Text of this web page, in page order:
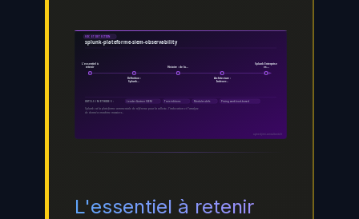
SOC ET DETECTION
splunk-plateforme-siem-observability
retenir
L'essentiel à
Définition :
Splunk…
Histoire : de la…
Architecture :
Indexer…
vs…
Splunk Enterprise
OUTILS / MÉTHODES : Leader Gartner SIEM Trois éditions Modules clefs Pricing workload-based
Splunk est la plateforme commerciale de référence pour la collecte, l'indexation et l'analyse
de données machine massives…
ayinedjimi-consultants.fr
L'essentiel à retenir